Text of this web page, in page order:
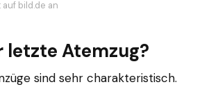
bild.de an
letzte Atemzug?
sind sehr charakteristisch.